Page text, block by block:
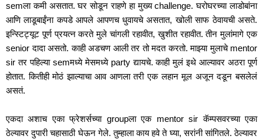
semला कमी असतात. घर सोडून राहणे हा मुख्य challenge. घरोघरच्या लाडोबांना
आणि लाडूबाईंना कपडे आपले आपणच धुवायचे असतात, खोली साफ ठेवायची असते.
इन्स्टिट्यूट पूर्ण प्रयत्न करते मुले चांगली रहावीत, खुशीत रहावीत. तीन मुलांमागे एक
senior दादा असतो. काही अडचण आली तर तो मदत करतो. माझ्या मुलाचे mentor
sir तर पहिल्या semमध्ये मेसमध्ये party द्यायचे. काही मुलं इथे आल्यावर अठरा पूर्ण
होतात. कितीही मोठं झाल्याचा आव आणला तरी एक लहान मूल अजून दडून बसलेलं
असतं.
एकदा अशाच एका फ्रेशर्सच्या groupला एक mentor sir कॅम्पसवरच्या एका
ठेल्यावर दुपारी चहासाठी घेऊन गेले. तुम्हाला काय हवे ते घ्या, सरांनी सांगितले. ठेल्यावर